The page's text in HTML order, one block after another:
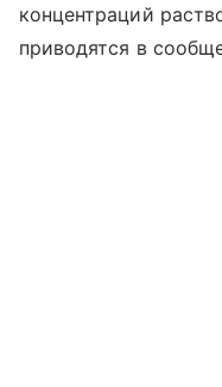
концентраций
приводятся в